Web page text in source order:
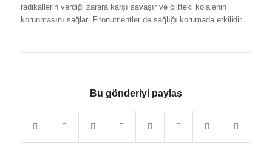
radikallerin verdiği zarara karşı savaşır ve ciltteki kolajenin
korunmasını sağlar. Fitonutrientler de sağlığı korumada etkilidir…
Bu gönderiyi paylaş